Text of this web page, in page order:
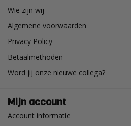
Wie zijn wij
Algemene voorwaarden
Privacy Policy
Betaalmethoden
Word jij onze nieuwe collega?
Mijn account
Account informatie